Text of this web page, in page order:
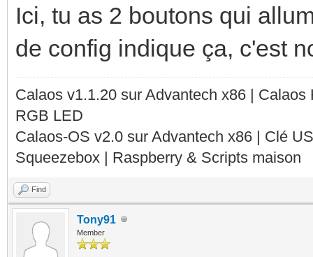
Ici, tu as 2 boutons qui
de config indique ça, c'est
Calaos v1.1.20 sur Advantech x86 |
RGB LED
Calaos-OS v2.0 sur Advantech x86 | Clé
Squeezebox | Raspberry & Scripts maison
Find
Tony91
Member